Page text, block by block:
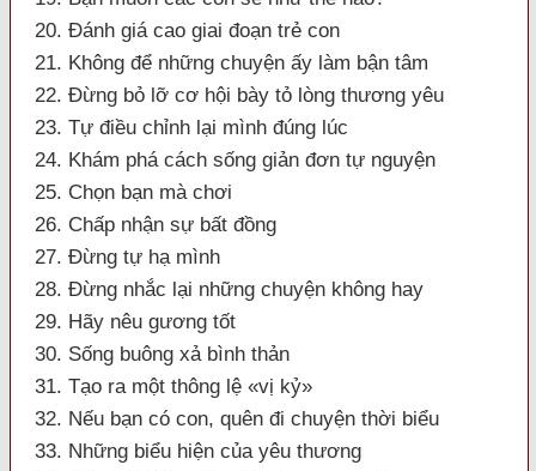
20. Đánh giá cao giai đoạn trẻ con
21. Không để những chuyện ấy làm bận tâm
22. Đừng bỏ lỡ cơ hội bày tỏ lòng thương yêu
23. Tự điều chỉnh lại mình đúng lúc
24. Khám phá cách sống giản đơn tự nguyện
25. Chọn bạn mà chơi
26. Chấp nhận sự bất đồng
27. Đừng tự hạ mình
28. Đừng nhắc lại những chuyện không hay
29. Hãy nêu gương tốt
30. Sống buông xả bình thản
31. Tạo ra một thông lệ «vị kỷ»
32. Nếu bạn có con, quên đi chuyện thời biểu
33. Những biểu hiện của yêu thương